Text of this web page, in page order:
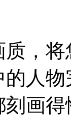
，
人
画